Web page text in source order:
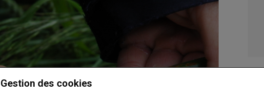
Gestion des cookies